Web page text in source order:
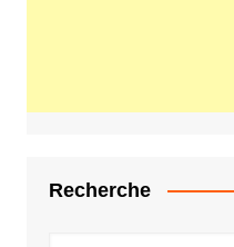
Recherche